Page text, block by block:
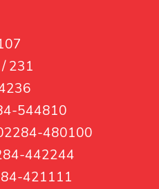
231
544810
480100
442244
421111